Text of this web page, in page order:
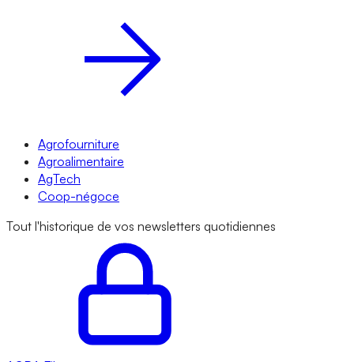
Agrofourniture
Agroalimentaire
AgTech
Coop-négoce
Tout l'historique de vos newsletters quotidiennes